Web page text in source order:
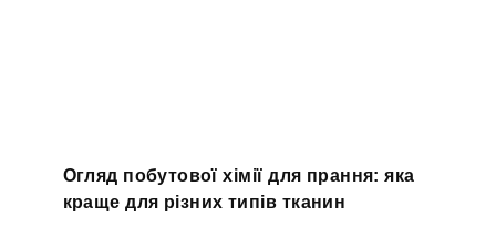
Огляд побутової хімії для прання: яка
краще для різних типів тканин